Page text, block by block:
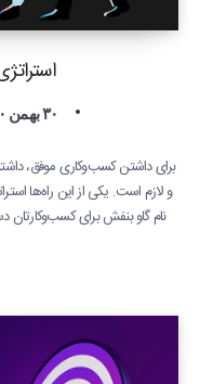
۳۰ بهمن ۱۴۰۰
برای داشتن کسب‌وکاری موفق،
و لازم است. یکی از این راه‌ها
نام گاو بنفش برای کسب‌وکارتان